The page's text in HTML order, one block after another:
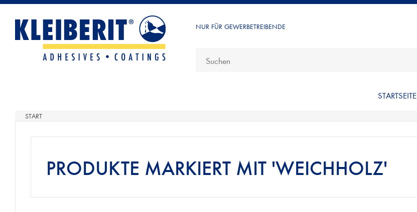
NUR FÜR GEWERBETREIBENDE
STARTSEITE
START
PRODUKTE MARKIERT MIT 'WEICHHOLZ'